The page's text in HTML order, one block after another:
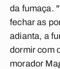
da fumaça.
fechar as
adianta, a
dormir com
morador